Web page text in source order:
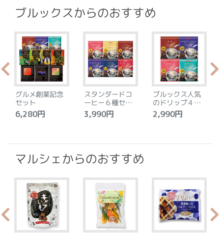
ブルックスからのおすすめ
グルメ創業記念
セット
6,280円
スタンダードコ
ーヒー６種セッ
ト
3,990円
ブルックス人気
のドリップ４種
セット
2,990円
マルシェからのおすすめ